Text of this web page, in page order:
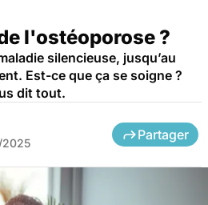
l'ostéoporose ?
silencieuse, jusqu’au
Est-ce que ça se soigne ?
dit tout.
Partager